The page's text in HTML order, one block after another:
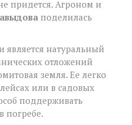
придется. Агроном и
поделилась
натуральный
отложений
земля. Ее легко
или в садовых
поддерживать
погребе.